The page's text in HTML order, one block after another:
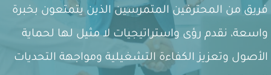
فريق من المحترفين المتمرسين الذين يتمتعون بخبرة
واسعة، نقدم رؤى واستراتيجيات لا مثيل لها لحماية
الأصول وتعزيز الكفاءة التشغيلية ومواجهة التحديات